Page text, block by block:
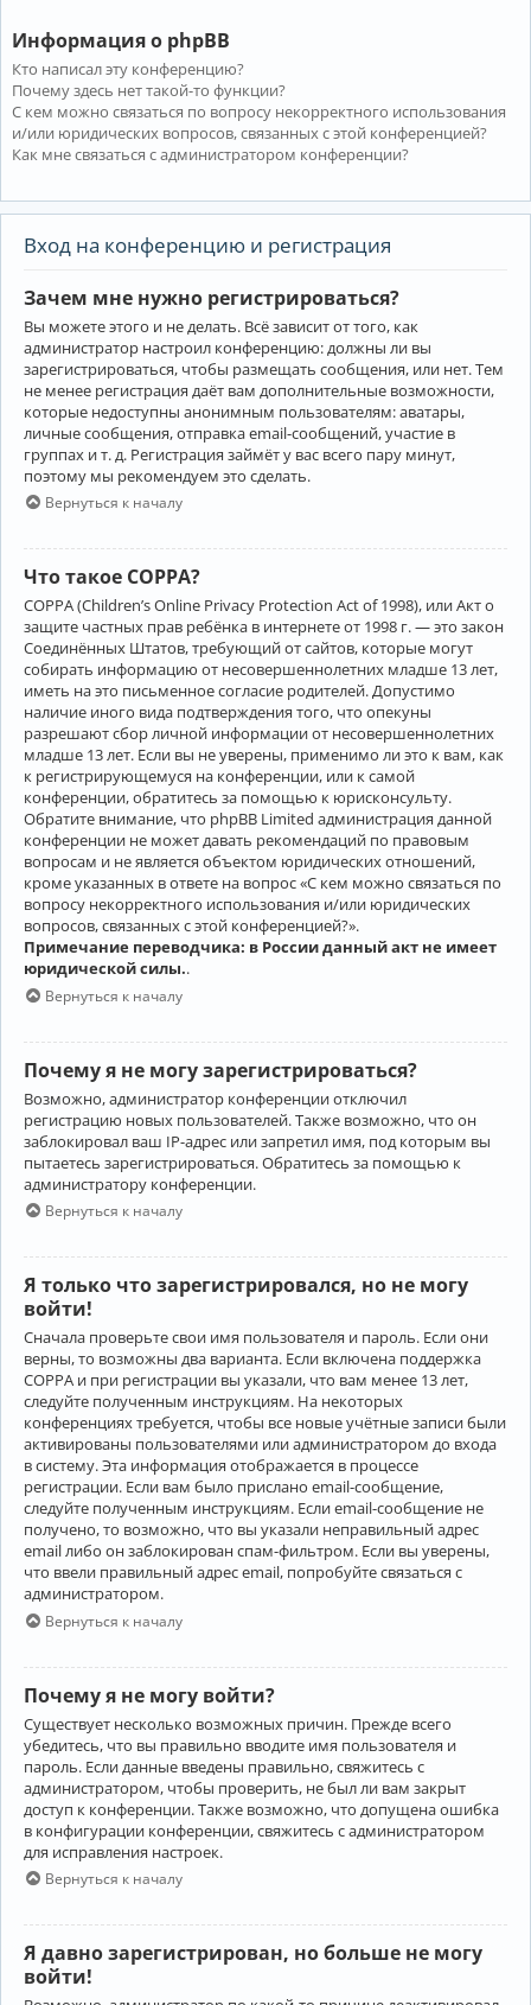
Информация о phpBB
Кто написал эту конференцию?
Почему здесь нет такой-то функции?
С кем можно связаться по вопросу некорректного использования
и/или юридических вопросов, связанных с этой конференцией?
Как мне связаться с администратором конференции?
Вход на конференцию и регистрация
Зачем мне нужно регистрироваться?
Вы можете этого и не делать. Всё зависит от того, как
администратор настроил конференцию: должны ли вы
зарегистрироваться, чтобы размещать сообщения, или нет. Тем
не менее регистрация даёт вам дополнительные возможности,
которые недоступны анонимным пользователям: аватары,
личные сообщения, отправка email-сообщений, участие в
группах и т. д. Регистрация займёт у вас всего пару минут,
поэтому мы рекомендуем это сделать.
Вернуться к началу
Что такое COPPA?
COPPA (Children’s Online Privacy Protection Act of 1998), или Акт о
защите частных прав ребёнка в интернете от 1998 г. — это закон
Соединённых Штатов, требующий от сайтов, которые могут
собирать информацию от несовершеннолетних младше 13 лет,
иметь на это письменное согласие родителей. Допустимо
наличие иного вида подтверждения того, что опекуны
разрешают сбор личной информации от несовершеннолетних
младше 13 лет. Если вы не уверены, применимо ли это к вам, как
к регистрирующемуся на конференции, или к самой
конференции, обратитесь за помощью к юрисконсульту.
Обратите внимание, что phpBB Limited администрация данной
конференции не может давать рекомендаций по правовым
вопросам и не является объектом юридических отношений,
кроме указанных в ответе на вопрос «С кем можно связаться по
вопросу некорректного использования и/или юридических
вопросов, связанных с этой конференцией?».
Примечание переводчика: в России данный акт не имеет
юридической силы..
Вернуться к началу
Почему я не могу зарегистрироваться?
Возможно, администратор конференции отключил
регистрацию новых пользователей. Также возможно, что он
заблокировал ваш IP-адрес или запретил имя, под которым вы
пытаетесь зарегистрироваться. Обратитесь за помощью к
администратору конференции.
Вернуться к началу
Я только что зарегистрировался, но не могу
войти!
Сначала проверьте свои имя пользователя и пароль. Если они
верны, то возможны два варианта. Если включена поддержка
COPPA и при регистрации вы указали, что вам менее 13 лет,
следуйте полученным инструкциям. На некоторых
конференциях требуется, чтобы все новые учётные записи были
активированы пользователями или администратором до входа
в систему. Эта информация отображается в процессе
регистрации. Если вам было прислано email-сообщение,
следуйте полученным инструкциям. Если email-сообщение не
получено, то возможно, что вы указали неправильный адрес
email либо он заблокирован спам-фильтром. Если вы уверены,
что ввели правильный адрес email, попробуйте связаться с
администратором.
Вернуться к началу
Почему я не могу войти?
Существует несколько возможных причин. Прежде всего
убедитесь, что вы правильно вводите имя пользователя и
пароль. Если данные введены правильно, свяжитесь с
администратором, чтобы проверить, не был ли вам закрыт
доступ к конференции. Также возможно, что допущена ошибка
в конфигурации конференции, свяжитесь с администратором
для исправления настроек.
Вернуться к началу
Я давно зарегистрирован, но больше не могу
войти!